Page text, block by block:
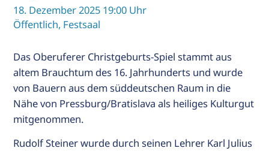
18. Dezember 2025 19:00 Uhr
Öffentlich, Festsaal
Das Oberuferer Christgeburts-Spiel stammt aus
altem Brauchtum des 16. Jahrhunderts und wurde
von Bauern aus dem süddeutschen Raum in die
Nähe von Pressburg/Bratislava als heiliges Kulturgut
mitgenommen.
Rudolf Steiner wurde durch seinen Lehrer Karl Julius